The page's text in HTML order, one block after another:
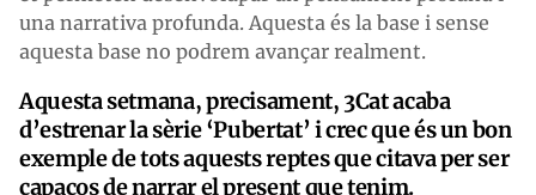
una narrativa profunda. Aquesta és la base i sense
aquesta base no podrem avançar realment.
Aquesta setmana, precisament, 3Cat acaba
d’estrenar la sèrie ‘Pubertat’ i crec que és un bon
exemple de tots aquests reptes que citava per ser
capaços de narrar el present que tenim.